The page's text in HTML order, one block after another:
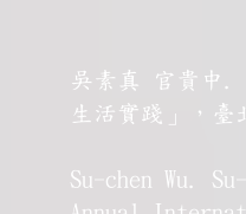
吳素真 官貴中.
生活實踐」，臺
Su-chen Wu.